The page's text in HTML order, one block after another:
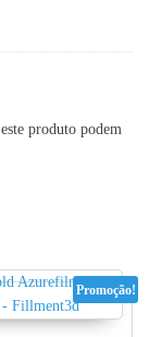
produto podem
Promoção!